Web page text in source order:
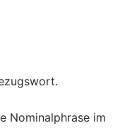
Nominalphrase im